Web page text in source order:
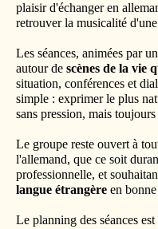
plaisir d'échanger en
retrouver la musicalité
Les séances, animées par un
autour de scènes de la vie
situation, conférences et
simple : exprimer le plus
sans pression, mais
Le groupe reste ouvert à
l'allemand, que ce soit
professionnelle, et
langue étrangère en
Le planning des séances